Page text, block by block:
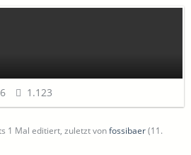
1.123
1 Mal editiert, zuletzt vonfossibaer(11.